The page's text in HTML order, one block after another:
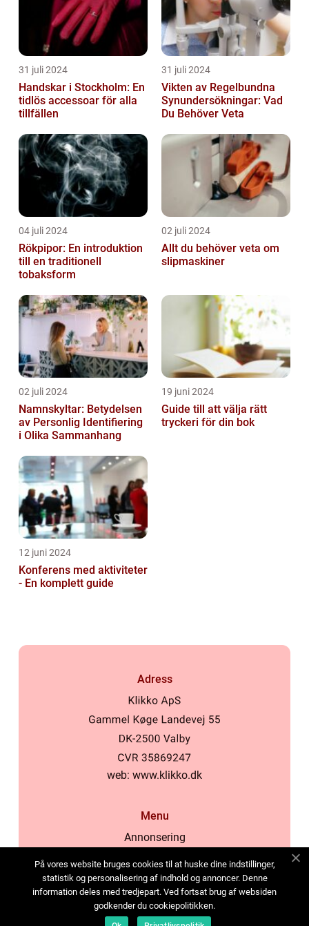
31 juli 2024
Handskar i Stockholm: En
tidlös accessoar för alla
tillfällen
31 juli 2024
Vikten av Regelbundna
Synundersökningar: Vad
Du Behöver Veta
04 juli 2024
Rökpipor: En introduktion
till en traditionell
tobaksform
02 juli 2024
Allt du behöver veta om
slipmaskiner
02 juli 2024
Namnskyltar: Betydelsen
av Personlig Identifiering
i Olika Sammanhang
19 juni 2024
Guide till att välja rätt
tryckeri för din bok
12 juni 2024
Konferens med aktiviteter
- En komplett guide
Adress
web: www.klikko.dk
Menu
Annonsering
Cookies
Kontakta oss
Sitemap
På vores website bruges cookies til at huske dine indstillinger,
statistik og personalisering af indhold og annoncer. Denne
information deles med tredjepart. Ved fortsat brug af websiden
godkender du cookiepolitikken.